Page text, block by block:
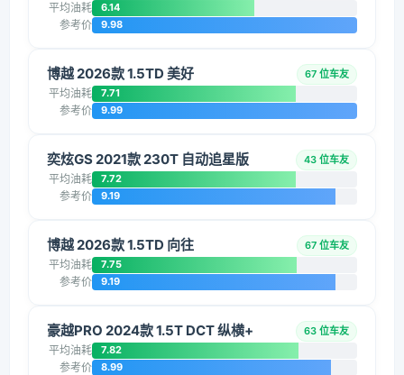
平均油耗 6.14
参考价 9.98
博越 2026款 1.5TD 美好 67 位车友
平均油耗 7.71
参考价 9.99
奕炫GS 2021款 230T 自动追星版 43 位车友
平均油耗 7.72
参考价 9.19
博越 2026款 1.5TD 向往 67 位车友
平均油耗 7.75
参考价 9.19
豪越PRO 2024款 1.5T DCT 纵横+ 63 位车友
平均油耗 7.82
参考价 8.99